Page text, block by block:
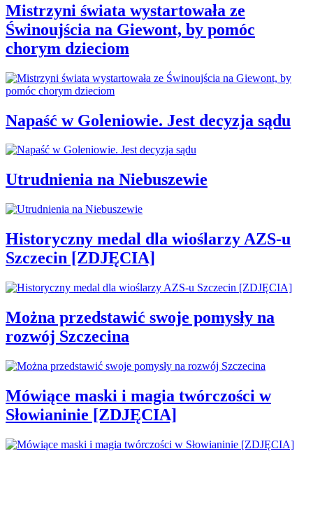
Mistrzyni świata wystartowała ze
Świnoujścia na Giewont, by pomóc
chorym dzieciom
Napaść w Goleniowie. Jest decyzja sądu
Utrudnienia na Niebuszewie
Historyczny medal dla wioślarzy AZS-u
Szczecin [ZDJĘCIA]
Można przedstawić swoje pomysły na
rozwój Szczecina
Mówiące maski i magia twórczości w
Słowianinie [ZDJĘCIA]